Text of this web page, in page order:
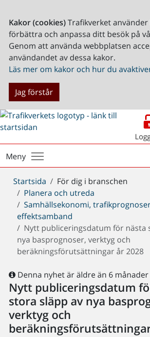
Kakor (cookies)Trafikverket
förbättra och anpassa ditt besök på
Genom att använda webbplatsen
användandet av dessa kakor.
Läs mer om kakor och hur du
Jag förstår
Meny
Du
är
här:
Startsida
För dig i branschen
Planera och utreda
Samhällsekonomi,
effektsamband
Nytt publiceringsdatum för nästa
nya basprognoser, verktyg och
beräkningsförutsättningar år 2028
Denna nyhet är äldre än 6 månader
Nytt publiceringsdatum
stora släpp av nya
verktyg och